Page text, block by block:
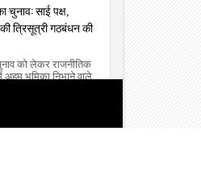
चुनाव: साई पक्ष,
त्रिसूत्री गठबंधन की
को लेकर राजनीतिक
भूमिका निभाने वाले